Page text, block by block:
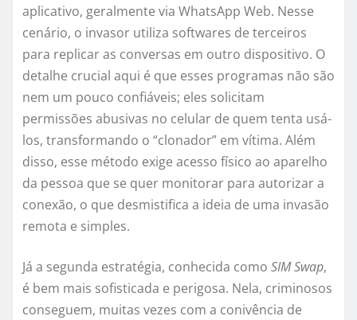
aplicativo, geralmente via WhatsApp Web. Nesse
cenário, o invasor utiliza softwares de terceiros
para replicar as conversas em outro dispositivo. O
detalhe crucial aqui é que esses programas não são
nem um pouco confiáveis; eles solicitam
permissões abusivas no celular de quem tenta usá-
los, transformando o “clonador” em vítima. Além
disso, esse método exige acesso físico ao aparelho
da pessoa que se quer monitorar para autorizar a
conexão, o que desmistifica a ideia de uma invasão
remota e simples.
Já a segunda estratégia, conhecida como SIM Swap,
é bem mais sofisticada e perigosa. Nela, criminosos
conseguem, muitas vezes com a conivência de